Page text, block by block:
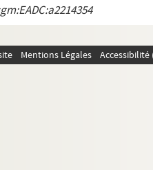
Mentions Légales